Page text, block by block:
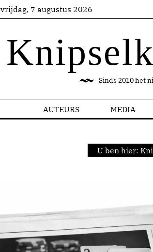
vrijdag, 7 augustus 2026
Sinds 2010 het
AUTEURS MEDIA
U ben hier: